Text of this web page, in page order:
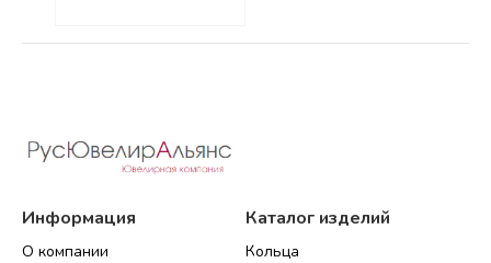
Информация
О компании
Каталог изделий
Кольца